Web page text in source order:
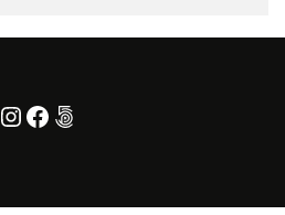
Instagram
Facebook
500px